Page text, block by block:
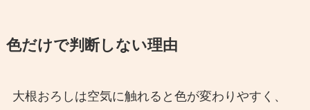
色だけで判断しない理由
大根おろしは空気に触れると色が変わりやすく、